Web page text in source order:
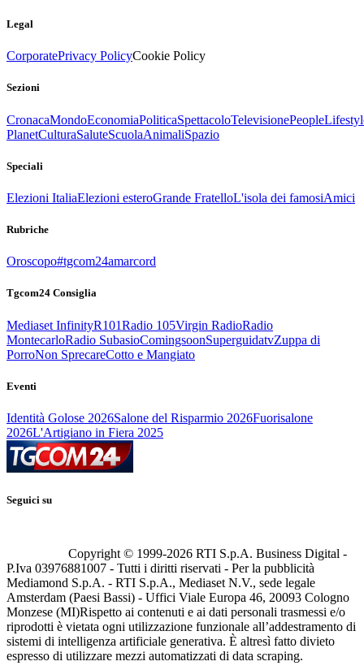
Legal
CorporatePrivacy PolicyCookie Policy
Sezioni
CronacaMondoEconomiaPoliticaSpettacoloTelevisionePeople
PlanetCulturaSaluteScuolaAnimaliSpazio
Speciali
Elezioni ItaliaElezioni esteroGrande FratelloL'isola dei famosiAmici
Rubriche
Oroscopo#tgcom24amarcord
Tgcom24 Consiglia
Mediaset InfinityR101Radio 105Virgin RadioRadio
MontecarloRadio SubasioComingsoonSuperguidatvZuppa di
PorroNon SprecareCotto e Mangiato
Eventi
Identità Golose 2026Salone del Risparmio 2026Fuorisalone
2026L'Artigiano in Fiera 2025
Seguici su
Copyright © 1999-2026 RTI S.p.A. Business Digital -
P.Iva 03976881007 - Tutti i diritti riservati - Per la pubblicità
Mediamond S.p.A. - RTI S.p.A., Mediaset N.V., sede legale
Amsterdam (Paesi Bassi) - Uffici Viale Europa 46, 20093 Cologno
Monzese (MI)Rispetto ai contenuti e ai dati personali trasmessi e/o
riprodotti è vietata ogni utilizzazione funzionale all’addestramento di
sistemi di intelligenza artificiale generativa. È altresì fatto divieto
espresso di utilizzare mezzi automatizzati di data scraping.